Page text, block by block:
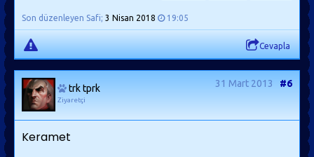
Son düzenleyen Safi; 3 Nisan 2018 19:05
Cevapla
trk tprk
Ziyaretçi
31 Mart 2013 #6
Keramet